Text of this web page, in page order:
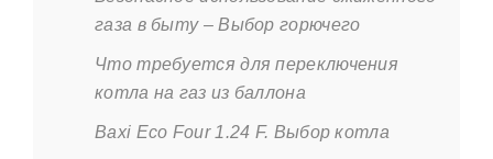
газа в быту – Выбор горючего
Что требуется для переключения
котла на газ из баллона
Baxi Eco Four 1.24 F. Выбор котла